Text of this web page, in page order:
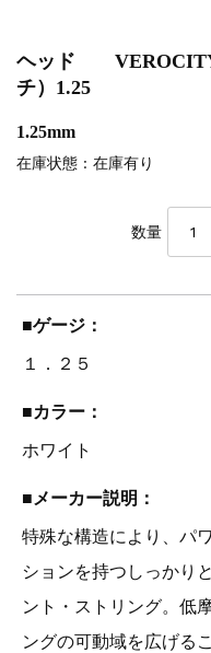
ヘッド
チ）1.25
1.25mm
在庫状態 : 在庫有り
数量
■ゲージ：
１．２５
■カラー：
ホワイト
■メーカー説明：
特殊な構造により、パ
ションを持つしっかり
ント・ストリング。低
ングの可動域を広げる